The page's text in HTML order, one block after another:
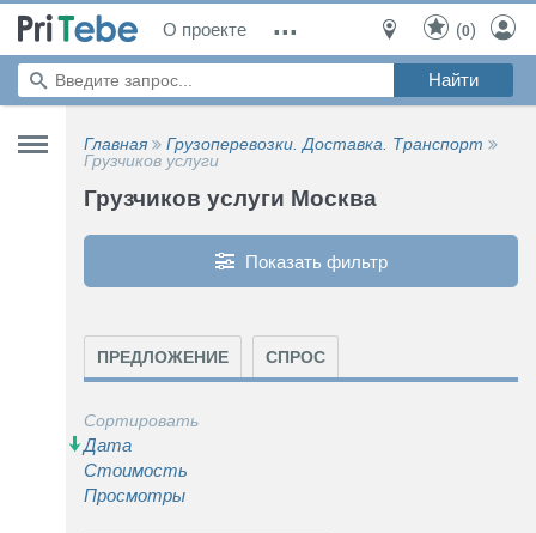
О проекте ... (0)
Главная
Грузоперевозки. Доставка. Транспорт
Грузчиков услуги
Грузчиков услуги Москва
Показать фильтр
ПРЕДЛОЖЕНИЕ СПРОС
Сортировать
Дата
Стоимость
Просмотры